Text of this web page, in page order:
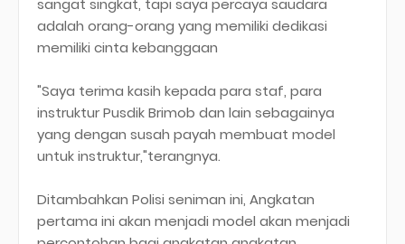
sangat singkat, tapi saya percaya saudara
adalah orang-orang yang memiliki dedikasi
memiliki cinta kebanggaan
"Saya terima kasih kepada para staf, para
instruktur Pusdik Brimob dan lain sebagainya
yang dengan susah payah membuat model
untuk instruktur,"terangnya.
Ditambahkan Polisi seniman ini, Angkatan
pertama ini akan menjadi model akan menjadi